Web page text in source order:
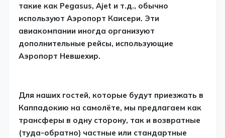
такие как Pegasus, Ajet и т.д., обычно
используют Аэропорт Каисери. Эти
авиакомпании иногда организуют
дополнительные рейсы, использующие
Аэропорт Невшехир.
Для наших гостей, которые будут приезжать в
Каппадокию на самолёте, мы предлагаем как
трансферы в одну сторону, так и возвратные
(туда-обратно) частные или стандартные